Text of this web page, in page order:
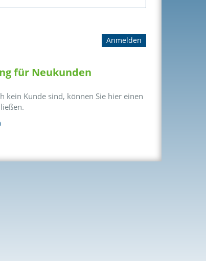
für Neukunden
kein Kunde sind, können Sie hier einen